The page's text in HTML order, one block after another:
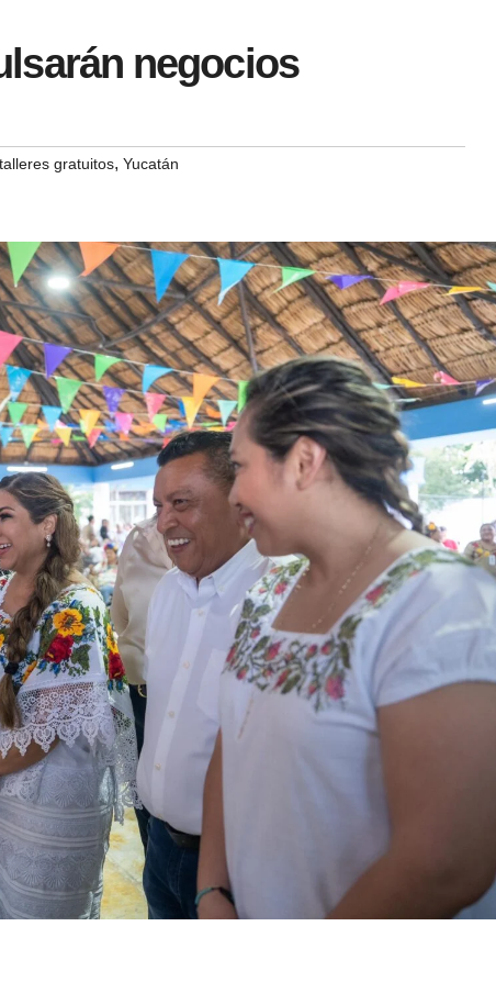
negocios
talleres gratuitos, Yucatán